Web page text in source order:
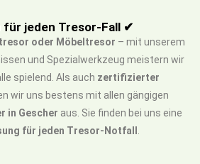
für jeden Tresor-Fall ✔
oder Möbeltresor – mit unserem
und Spezialwerkzeug meistern wir
spielend. Als auch zertifizierter
wir uns bestens mit allen gängigen
in Gescher aus. Sie finden bei uns eine
für jeden Tresor-Notfall